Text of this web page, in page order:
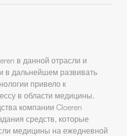
в данной отрасли и
в дальнейшем развивать
привело к
в области медицины.
компании Cloeren
средств, которые
медицины на ежедневной